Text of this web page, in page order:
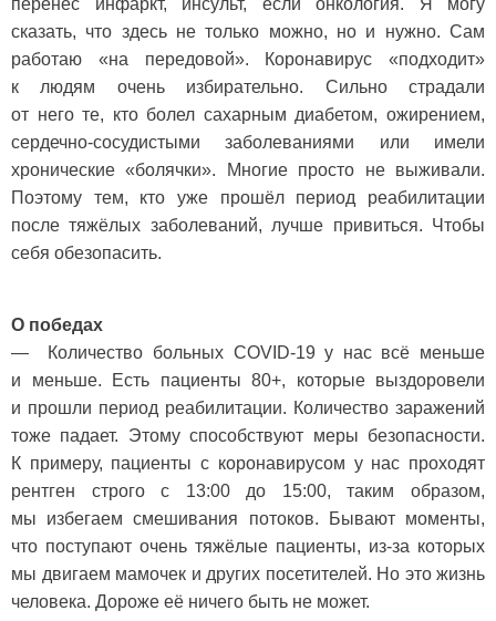
перенёс инфаркт, инсульт, если онкология. Я могу
сказать, что здесь не только можно, но и нужно. Сам
работаю «на передовой». Коронавирус «подходит»
к людям очень избирательно. Сильно страдали
от него те, кто болел сахарным диабетом, ожирением,
сердечно-сосудистыми заболеваниями или имели
хронические «болячки». Многие просто не выживали.
Поэтому тем, кто уже прошёл период реабилитации
после тяжёлых заболеваний, лучше привиться. Чтобы
себя обезопасить.
О победах
— Количество больных COVID-19 у нас всё меньше
и меньше. Есть пациенты 80+, которые выздоровели
и прошли период реабилитации. Количество заражений
тоже падает. Этому способствуют меры безопасности.
К примеру, пациенты с коронавирусом у нас проходят
рентген строго с 13:00 до 15:00, таким образом,
мы избегаем смешивания потоков. Бывают моменты,
что поступают очень тяжёлые пациенты, из-за которых
мы двигаем мамочек и других посетителей. Но это жизнь
человека. Дороже её ничего быть не может.